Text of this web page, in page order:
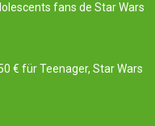
fans de Star Wars
€ für Teenager, Star Wars